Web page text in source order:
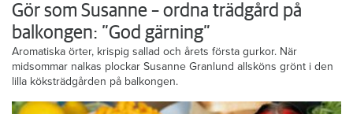
Gör som Susanne – ordna trädgård på
balkongen: ”God gärning”
Aromatiska örter, krispig sallad och årets första gurkor. När
midsommar nalkas plockar Susanne Granlund allsköns grönt i den
lilla köksträdgården på balkongen.